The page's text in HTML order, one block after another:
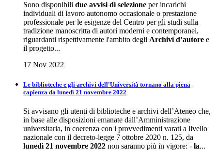
Sono disponibili due avvisi di selezione per incarichi
individuali di lavoro autonomo occasionale o prestazione
professionale per le esigenze del Centro per gli studi sulla
tradizione manoscritta di autori moderni e contemporanei,
riguardanti rispettivamente l'ambito degli Archivi d’autore e
il progetto...
17 Nov 2022
Le biblioteche e gli archivi dell'Università tornano alla piena
capienza da lunedì 21 novembre 2022
Si avvisano gli utenti di biblioteche e archivi dell’Ateneo che,
in base alle disposizioni emanate dall’Amministrazione
universitaria, in coerenza con i provvedimenti varati a livello
nazionale con il decreto-legge 7 ottobre 2020 n. 125, da
lunedì 21 novembre 2022 non saranno più in vigore: - la...